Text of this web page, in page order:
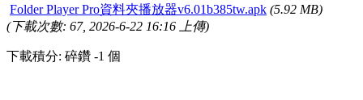
Folder Player Pro資料夾播放器v6.01b385tw.apk (5.92 MB)
(下載次數: 67, 2026-6-22 16:16 上傳)
下載積分: 碎鑽 -1 個